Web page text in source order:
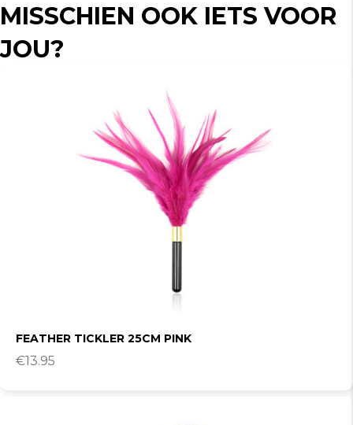
MISSCHIEN OOK IETS VOOR
JOU?
FEATHER TICKLER 25CM PINK
€13.95